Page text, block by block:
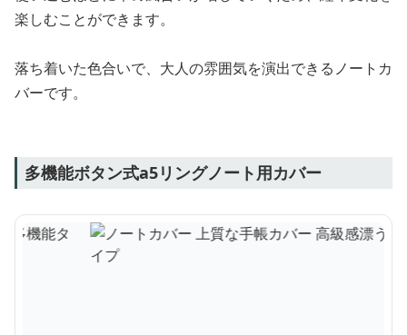
楽しむことができます。
落ち着いた色合いで、大人の雰囲気を演出できるノートカ
バーです。
多機能ボタン式a5リングノート用カバー